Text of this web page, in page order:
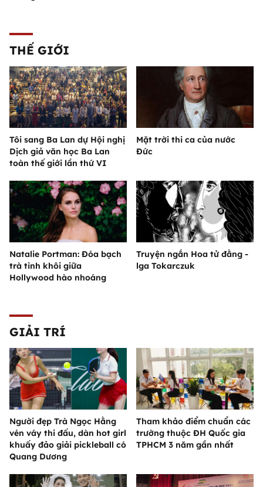
THẾ GIỚI
Tôi sang Ba Lan dự Hội nghị
Dịch giả văn học Ba Lan
toàn thế giới lần thứ VI
Mặt trời thi ca của nước
Đức
Natalie Portman: Đóa bạch
trà tinh khôi giữa
Hollywood hào nhoáng
Truyện ngắn Hoa tử đằng -
lga Tokarczuk
GIẢI TRÍ
Người đẹp Trà Ngọc Hằng
vén váy thi đấu, dàn hot girl
khuấy đảo giải pickleball có
Quang Dương
Tham khảo điểm chuẩn các
trường thuộc ĐH Quốc gia
TPHCM 3 năm gần nhất